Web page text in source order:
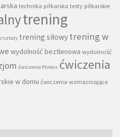
technika piłkarska testy piłkarskie
trening
trening siłowy trening w
wydolność beztlenowa wydolność
ćwiczenia fitness ćwiczenia
w domu ćwiczenia wzmacniające